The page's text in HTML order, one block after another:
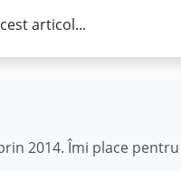
articol...
2014. Îmi place